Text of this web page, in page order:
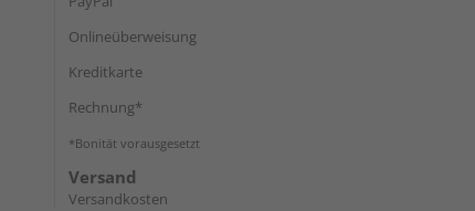
Onlineüberweisung
Kreditkarte
Rechnung*
*Bonität vorausgesetzt
Versand
Versandkosten